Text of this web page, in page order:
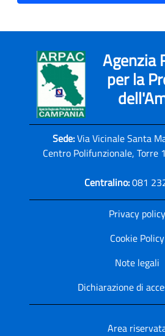
Agenzia
per la
Sede:Via Vicinale Santa
Centro Polifunzionale, Torre
Centralino:081
Privacy policy
Cookie Policy
Note legali
Dichiarazione di
Area